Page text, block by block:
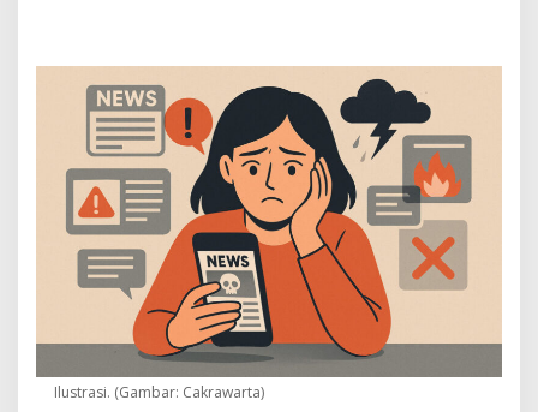
r
l
B
e
i
t
a
u
r
u
Ilustrasi. (Gambar: Cakrawarta)